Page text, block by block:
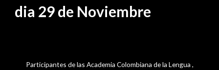
dia 29 de Noviembre
Participantes de las Academia Colombiana de la Lengua ,